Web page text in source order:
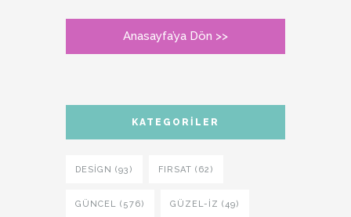
Anasayfa’ya Dön >>
KATEGORILER
DESIGN (93) FIRSAT (62)
GÜNCEL (576) GÜZEL-IZ (49)